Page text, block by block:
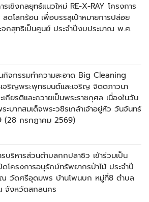
เชิงกลยุทธ์แนวใหม่ RE-X-RAY โครงการ
ลดโลกร้อน เพื่อบรรลุเป้าหมายการปล่อย
จกสุทธิเป็นศูนย์ ประจำปีงบประมาณ พ.ศ.
กิจกรรมทำความสะอาด Big Cleaning
จริญพระพุทธมนต์และเจริญ จิตตภาวนา
เกียรติและถวายเป็นพระราชกุศล เนื่องในวัน
บาทสมเด็จพระวชิรเกล้าเจ้าอยู่หัว วันจันทร์
(28 กรกฎาคม 2569)
บริหารส่วนตำบลกกปลาซิว เข้าร่วมเป็น
ดโครงการอนุรักษ์ทรัพยากรป่าไม้ ประจำปี
วัดศรีอุดมพร บ้านโพนบก หมู่ที่8 ตำบล
จังหวัดสกลนคร